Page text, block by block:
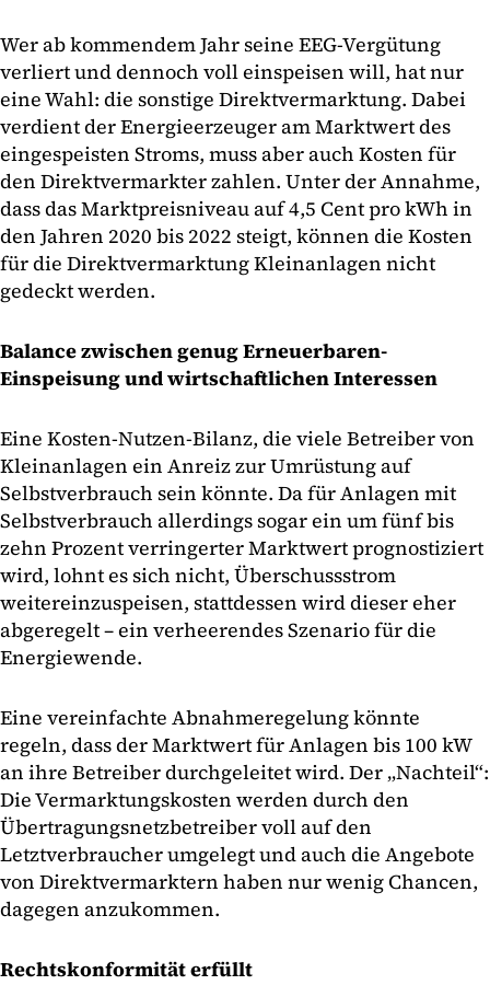
Wer ab kommendem Jahr seine EEG-Vergütung
verliert und dennoch voll einspeisen will, hat nur
eine Wahl: die sonstige Direktvermarktung. Dabei
verdient der Energieerzeuger am Marktwert des
eingespeisten Stroms, muss aber auch Kosten für
den Direktvermarkter zahlen. Unter der Annahme,
dass das Marktpreisniveau auf 4,5 Cent pro kWh in
den Jahren 2020 bis 2022 steigt, können die Kosten
für die Direktvermarktung Kleinanlagen nicht
gedeckt werden.
Balance zwischen genug Erneuerbaren-
Einspeisung und wirtschaftlichen Interessen
Eine Kosten-Nutzen-Bilanz, die viele Betreiber von
Kleinanlagen ein Anreiz zur Umrüstung auf
Selbstverbrauch sein könnte. Da für Anlagen mit
Selbstverbrauch allerdings sogar ein um fünf bis
zehn Prozent verringerter Marktwert prognostiziert
wird, lohnt es sich nicht, Überschussstrom
weitereinzuspeisen, stattdessen wird dieser eher
abgeregelt – ein verheerendes Szenario für die
Energiewende.
Eine vereinfachte Abnahmeregelung könnte
regeln, dass der Marktwert für Anlagen bis 100 kW
an ihre Betreiber durchgeleitet wird. Der „Nachteil“:
Die Vermarktungskosten werden durch den
Übertragungsnetzbetreiber voll auf den
Letztverbraucher umgelegt und auch die Angebote
von Direktvermarktern haben nur wenig Chancen,
dagegen anzukommen.
Rechtskonformität erfüllt